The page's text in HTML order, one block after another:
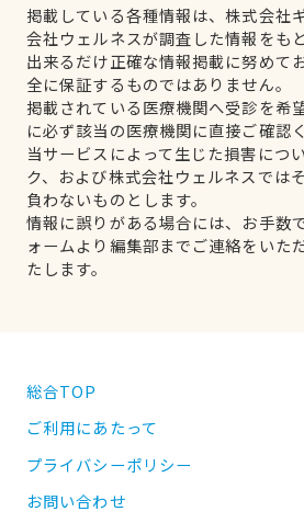
掲載している各種情報は、株式会社
会社ウェルネスが調査した情報をも
出来るだけ正確な情報掲載に努めて
全に保証するものではありません。
掲載されている医療機関へ受診を希
に必ず該当の医療機関に直接ご確認
当サービスによって生じた損害につ
ク、および株式会社ウェルネスでは
負わないものとします。
情報に誤りがある場合には、お手数
ォームより編集部までご連絡をいた
たします。
総合TOP
ご利用にあたって
プライバシーポリシー
お問い合わせ